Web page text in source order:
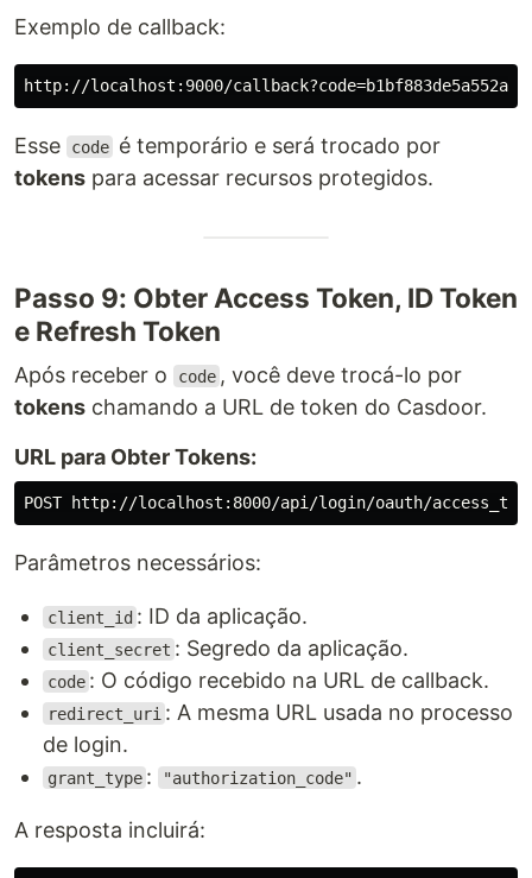
Exemplo de callback:
Esse code é temporário e será trocado por
tokens para acessar recursos protegidos.
Passo 9: Obter Access Token, ID Token
e Refresh Token
Após receber o code , você deve trocá-lo por
tokens chamando a URL de token do Casdoor.
URL para Obter Tokens:
Parâmetros necessários:
client_id : ID da aplicação.
client_secret : Segredo da aplicação.
code : O código recebido na URL de callback.
redirect_uri : A mesma URL usada no processo
de login.
grant_type : "authorization_code" .
A resposta incluirá: